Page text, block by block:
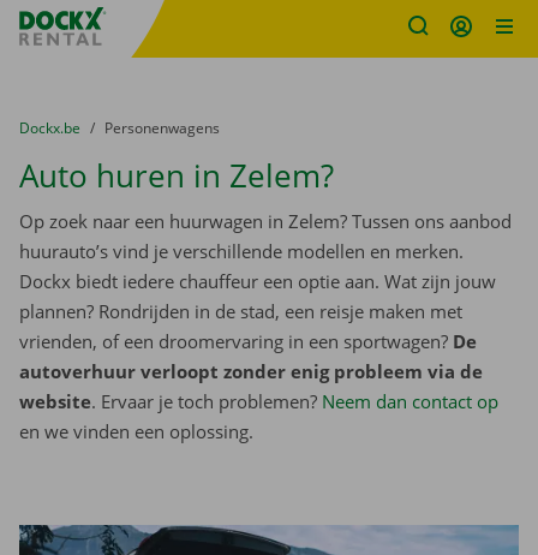
Fratello DEMO
U bevindt zich hier:
van
Dockx.be naar
Personenwagens
Auto huren in Zelem?
Op zoek naar een huurwagen in Zelem? Tussen ons aanbod
huurauto’s vind je verschillende modellen en merken.
Dockx biedt iedere chauffeur een optie aan. Wat zijn jouw
plannen? Rondrijden in de stad, een reisje maken met
vrienden, of een droomervaring in een sportwagen? De
autoverhuur verloopt zonder enig probleem via de
website. Ervaar je toch problemen? Neem dan contact op
en we vinden een oplossing.